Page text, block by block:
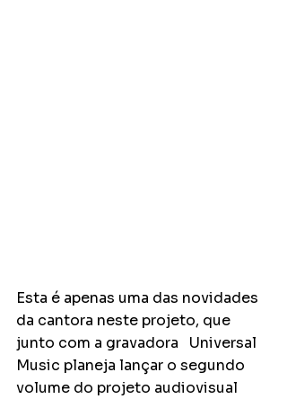
Esta é apenas uma das novidades
da cantora neste projeto, que
junto com a gravadora   Universal
Music planeja lançar o segundo
volume do projeto audiovisual